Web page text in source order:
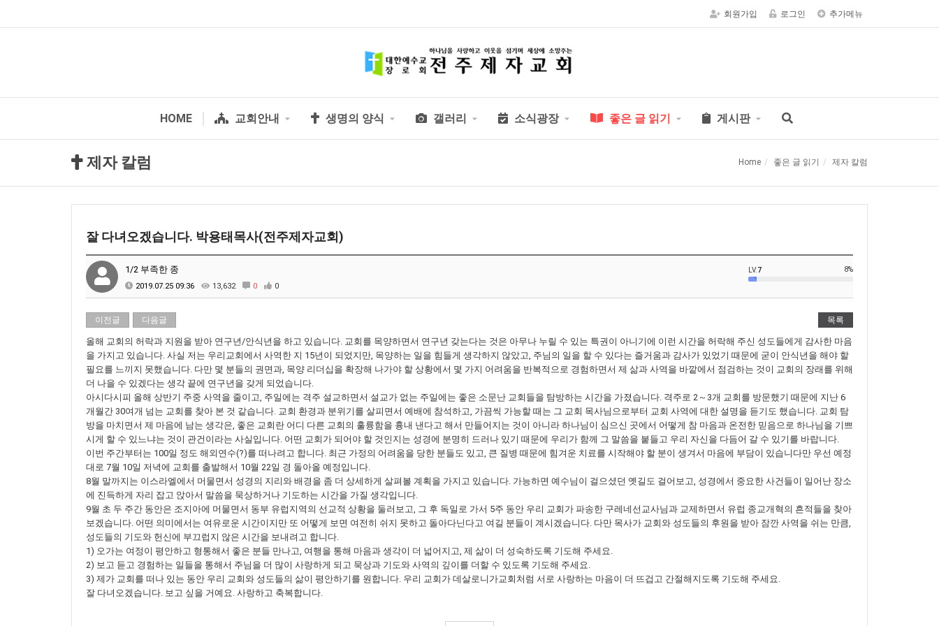
회원가입 로그인 추가메뉴
HOME 교회안내 생명의 양식 갤러리 소식광장 좋은 글 읽기 게시판
제자 칼럼 Home 좋은 글 읽기 제자 칼럼
잘 다녀오겠습니다. 박용태목사(전주제자교회)
1/2 부족한 종
2019.07.25 09:36 13,632 0 0
LV.7 8%
이전글 다음글 목록
올해 교회의 허락과 지원을 받아 연구년/안식년을 하고 있습니다. 교회를 목양하면서 연구년 갖는다는 것은 아무나 누릴 수 있는 특권이 아니기에 이런 시간을 허락해 주신 성도들에게 감사한 마음
을 가지고 있습니다. 사실 저는 우리교회에서 사역한 지 15년이 되었지만, 목양하는 일을 힘들게 생각하지 않았고, 주님의 일을 할 수 있다는 즐거움과 감사가 있었기 때문에 굳이 안식년을 해야 할
필요를 느끼지 못했습니다. 다만 몇 분들의 권면과, 목양 리더십을 확장해 나가야 할 상황에서 몇 가지 어려움을 반복적으로 경험하면서 제 삶과 사역을 바깥에서 점검하는 것이 교회의 장래를 위해
더 나을 수 있겠다는 생각 끝에 연구년을 갖게 되었습니다.
아시다시피 올해 상반기 주중 사역을 줄이고, 주일에는 격주 설교하면서 설교가 없는 주일에는 좋은 소문난 교회들을 탐방하는 시간을 가졌습니다. 격주로 2～3개 교회를 방문했기 때문에 지난 6
개월간 30여개 넘는 교회를 찾아 본 것 같습니다. 교회 환경과 분위기를 살피면서 예배에 참석하고, 가끔씩 가능할 때는 그 교회 목사님으로부터 교회 사역에 대한 설명을 듣기도 했습니다. 교회 탐
방을 마치면서 제 마음에 남는 생각은, 좋은 교회란 어디 다른 교회의 훌륭함을 흉내 낸다고 해서 만들어지는 것이 아니라 하나님이 심으신 곳에서 어떻게 참 마음과 온전한 믿음으로 하나님을 기쁘
시게 할 수 있느냐는 것이 관건이라는 사실입니다. 어떤 교회가 되어야 할 것인지는 성경에 분명히 드러나 있기 때문에 우리가 함께 그 말씀을 붙들고 우리 자신을 다듬어 갈 수 있기를 바랍니다.
이번 주간부터는 100일 정도 해외연수(?)를 떠나려고 합니다. 최근 가정의 어려움을 당한 분들도 있고, 큰 질병 때문에 힘겨운 치료를 시작해야 할 분이 생겨서 마음에 부담이 있습니다만 우선 예정
대로 7월 10일 저녁에 교회를 출발해서 10월 22일 경 돌아올 예정입니다.
8월 말까지는 이스라엘에서 머물면서 성경의 지리와 배경을 좀 더 상세하게 살펴볼 계획을 가지고 있습니다. 가능하면 예수님이 걸으셨던 옛길도 걸어보고, 성경에서 중요한 사건들이 일어난 장소
에 진득하게 자리 잡고 앉아서 말씀을 묵상하거나 기도하는 시간을 가질 생각입니다.
9월 초 두 주간 동안은 조지아에 머물면서 동부 유럽지역의 선교적 상황을 둘러보고, 그 후 독일로 가서 5주 동안 우리 교회가 파송한 구레네선교사님과 교제하면서 유럽 종교개혁의 흔적들을 찾아
보겠습니다. 어떤 의미에서는 여유로운 시간이지만 또 어떻게 보면 여전히 쉬지 못하고 돌아다닌다고 여길 분들이 계시겠습니다. 다만 목사가 교회와 성도들의 후원을 받아 잠깐 사역을 쉬는 만큼,
성도들의 기도와 헌신에 부끄럽지 않은 시간을 보내려고 합니다.
1) 오가는 여정이 평안하고 형통해서 좋은 분들 만나고, 여행을 통해 마음과 생각이 더 넓어지고, 제 삶이 더 성숙하도록 기도해 주세요.
2) 보고 듣고 경험하는 일들을 통해서 주님을 더 많이 사랑하게 되고 묵상과 기도와 사역의 깊이를 더할 수 있도록 기도해 주세요.
3) 제가 교회를 떠나 있는 동안 우리 교회와 성도들의 삶이 평안하기를 원합니다. 우리 교회가 데살로니가교회처럼 서로 사랑하는 마음이 더 뜨겁고 간절해지도록 기도해 주세요.
잘 다녀오겠습니다. 보고 싶을 거예요. 사랑하고 축복합니다.